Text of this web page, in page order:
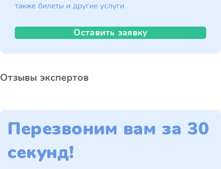
также билеты и другие услуги
Оставить заявку
Отзывы экспертов
Перезвоним вам за 30
секунд!